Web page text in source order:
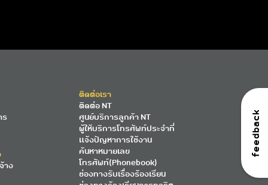
feedback
ร
าง
ติดต่อเรา
ติดต่อ NT
ศูนย์บริการลูกค้า NT
ผู้ให้บริการโทรศัพท์ประจำที่
แจ้งปัญหาการใช้งาน
ค้นหาหมายเลข
โทรศัพท์(Phonebook)
ช่องทางรับเรื่องร้องเรียน